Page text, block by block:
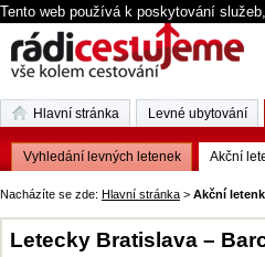
Tento web používá k poskytování
Nacházíte se zde: Hlavní stránka > Akční
Letecky Bratislava –
Hlavní stránka Levné ubytování
Vyhledání levných letenek Akční